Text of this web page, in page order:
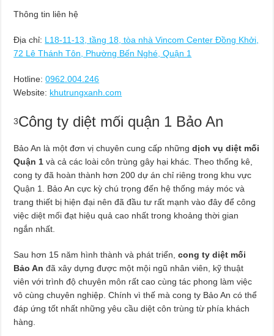
Thông tin liên hệ
Địa chỉ: L18-11-13, tầng 18, tòa nhà Vincom Center Đồng Khởi,
72 Lê Thánh Tôn, Phường Bến Nghé, Quận 1
Hotline: 0962.004.246
Website: khutrungxanh.com
3Công ty diệt mối quận 1 Bảo An
Bảo An là một đơn vị chuyên cung cấp nhữngdịch vụ diệt mối
Quận 1 và cả các loài côn trùng gây hại khác. Theo thống kê,
cong ty đã hoàn thành hơn 200 dự án chỉ riêng trong khu vực
Quận 1. Bảo An cực kỳ chú trọng đến hệ thống máy móc và
trang thiết bị hiện đại nên đã đầu tư rất mạnh vào đây để công
việc diệt mối đạt hiệu quả cao nhất trong khoảng thời gian
ngắn nhất.
Sau hơn 15 năm hình thành và phát triển,cong ty diệt mối
Bảo An đã xây dựng được một mội ngũ nhân viên, kỹ thuật
viên với trình độ chuyên môn rất cao cùng tác phong làm việc
vô cùng chuyên nghiệp. Chính vì thế mà cong ty Bảo An có thể
đáp ứng tốt nhất những yêu cầu diệt côn trùng từ phía khách
hàng.